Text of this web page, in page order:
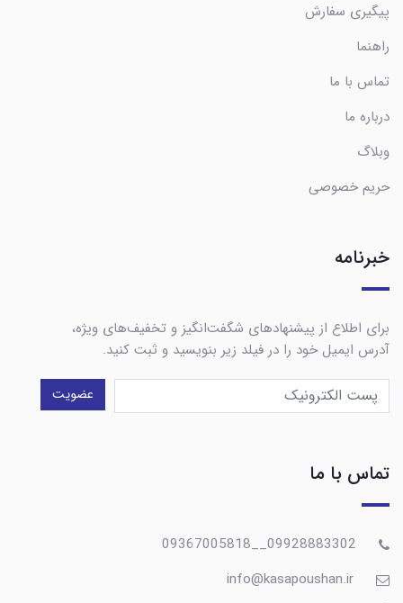
پیگیری سفارش
راهنما
تماس با ما
درباره ما
وبلاگ
حریم خصوصی
خبرنامه
برای اطلاع از پیشنهادهای شگفت‌انگیز و تخفیف‌های ویژه،
آدرس ایمیل خود را در فیلد زیر بنویسید و ثبت کنید.
عضویت
تماس با ما